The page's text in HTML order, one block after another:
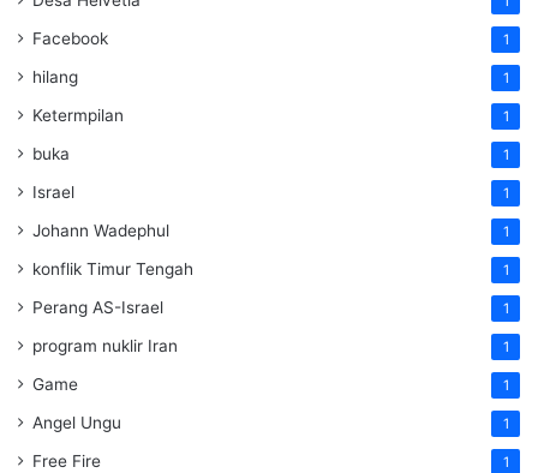
Facebook 1
hilang 1
Ketermpilan 1
buka 1
Israel 1
Johann Wadephul 1
konflik Timur Tengah 1
Perang AS-Israel 1
program nuklir Iran 1
Game 1
Angel Ungu 1
Free Fire 1